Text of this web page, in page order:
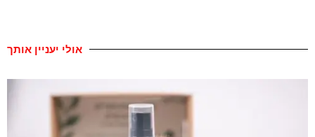
אולי יעניין אותך